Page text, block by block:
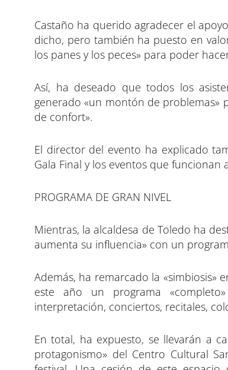
Castaño ha querido agradecer el
dicho, pero también ha puesto en
los panes y los peces» para poder
Así, ha deseado que todos los
generado «un montón de problemas»
de confort».
El director del evento ha explicado
Gala Final y los eventos que funcionan
PROGRAMA DE GRAN NIVEL
Mientras, la alcaldesa de Toledo ha
aumenta su influencia» con un
Además, ha remarcado la «simbiosis»
este año un programa
interpretación, conciertos, recitales,
En total, ha expuesto, se llevarán a
protagonismo» del Centro Cultural